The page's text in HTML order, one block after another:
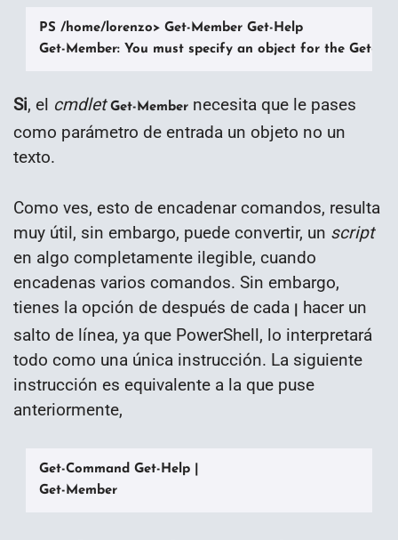
PS /home/lorenzo> Get-Member Get-Help
Get-Member: You must specify an object for the Get-
Si, el cmdlet Get-Member necesita que le pases
como parámetro de entrada un objeto no un
texto.
Como ves, esto de encadenar comandos, resulta
muy útil, sin embargo, puede convertir, un script
en algo completamente ilegible, cuando
encadenas varios comandos. Sin embargo,
tienes la opción de después de cada
hacer un
salto de línea, ya que PowerShell, lo interpretará
todo como una única instrucción. La siguiente
instrucción es equivalente a la que puse
anteriormente,
Get-Command Get-Help |
Get-Member